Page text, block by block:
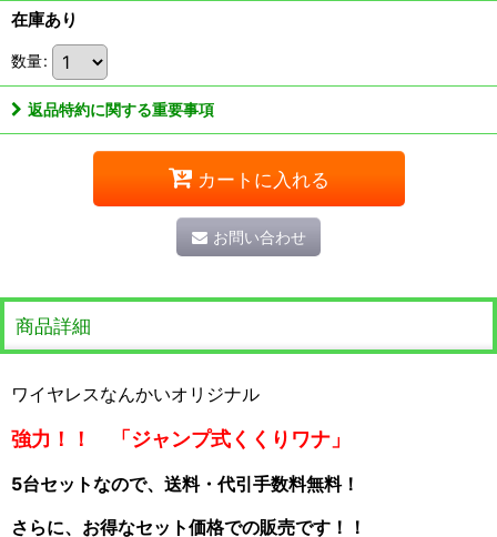
在庫あり
数量:
返品特約に関する重要事項
カートに入れる
お問い合わせ
商品詳細
ワイヤレスなんかいオリジナル
強力！！ 「ジャンプ式くくりワナ」
5台セットなので、送料・代引手数料無料！
さらに、お得なセット価格での販売です！！